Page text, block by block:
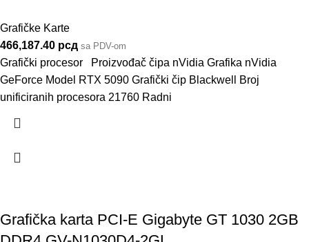
Grafičke Karte
466,187.40 рсд sa PDV-om
Grafički procesor Proizvođač čipa nVidia Grafika nVidia
GeForce Model RTX 5090 Grafički čip Blackwell Broj
unificiranih procesora 21760 Radni
Grafička karta PCI-E Gigabyte GT 1030 2GB